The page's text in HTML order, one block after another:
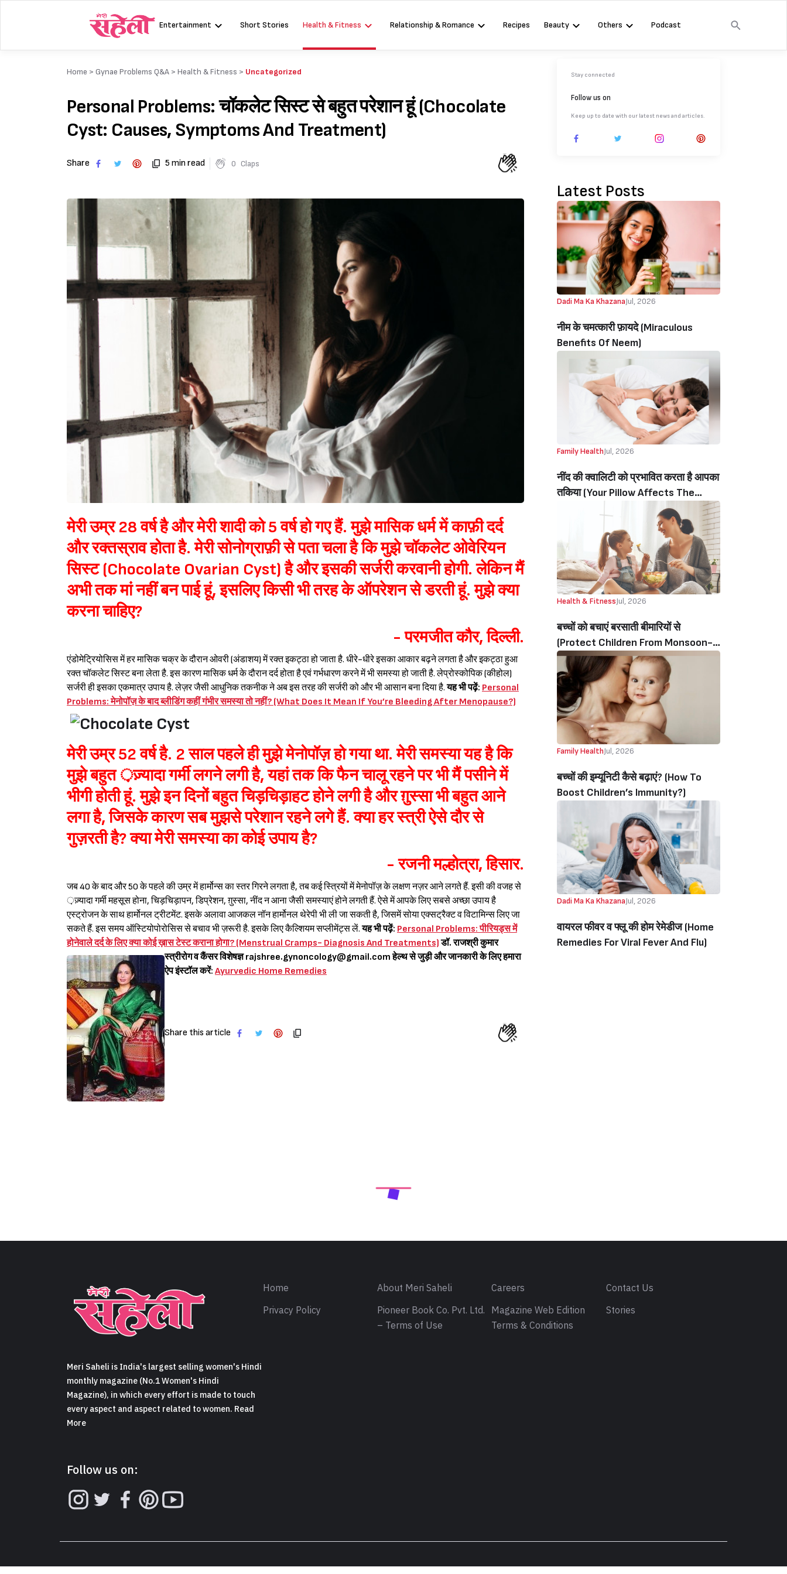
Entertainment Short Stories Health & Fitness Relationship & Romance Recipes Beauty Others Podcast
Home > Gynae Problems Q&A > Health & Fitness > Uncategorized
Personal Problems: चॉकलेट सिस्ट से बहुत परेशान हूं (Chocolate
Cyst: Causes, Symptoms And Treatment)
Share 5 min read 0 Claps
मेरी उम्र 28 वर्ष है और मेरी शादी को 5 वर्ष हो गए हैं. मुझे मासिक धर्म में काफ़ी दर्द
और रक्तस्राव होता है. मेरी सोनोग्राफ़ी से पता चला है कि मुझे चॉकलेट ओवेरियन
सिस्ट (Chocolate Ovarian Cyst) है और इसकी सर्जरी करवानी होगी. लेकिन मैं
अभी तक मां नहीं बन पाई हूं, इसलिए किसी भी तरह के ऑपरेशन से डरती हूं. मुझे क्या
करना चाहिए?
- परमजीत कौर, दिल्ली.
एंडोमेट्रियोसिस में हर मासिक चक्र के दौरान ओवरी (अंडाशय) में रक्त इकट्ठा हो जाता है. धीरे-धीरे इसका आकार बढ़ने लगता है और इकट्ठा हुआ
रक्त चॉकलेट सिस्ट बना लेता है. इस कारण मासिक धर्म के दौरान दर्द होता है एवं गर्भधारण करने में भी समस्या हो जाती है. लेप्रोस्कोपिक (कीहोल)
सर्जरी ही इसका एकमात्र उपाय है. लेज़र जैसी आधुनिक तकनीक ने अब इस तरह की सर्जरी को और भी आसान बना दिया है.यह भी पढ़ें: Personal
Problems: मेनोपॉज़ के बाद ब्लीडिंग कहीं गंभीर समस्या तो नहीं? (What Does It Mean If You’re Bleeding After Menopause?)
मेरी उम्र 52 वर्ष है. 2 साल पहले ही मुझे मेनोपॉज़ हो गया था. मेरी समस्या यह है कि
मुझे बहुत ़ज़्यादा गर्मी लगने लगी है, यहां तक कि फैन चालू रहने पर भी मैं पसीने में
भीगी होती हूं. मुझे इन दिनों बहुत चिड़चिड़ाहट होने लगी है और ग़ुस्सा भी बहुत आने
लगा है, जिसके कारण सब मुझसे परेशान रहने लगे हैं. क्या हर स्त्री ऐसे दौर से
गुज़रती है? क्या मेरी समस्या का कोई उपाय है?
- रजनी मल्होत्रा, हिसार.
जब 40 के बाद और 50 के पहले की उम्र में हार्मोन्स का स्तर गिरने लगता है, तब कई स्त्रियों में मेनोपॉज़ के लक्षण नज़र आने लगते हैं. इसी की वजह से
़ज़्यादा गर्मी महसूस होना, चिड़चिड़ापन, डिप्रेशन, ग़ुस्सा, नींद न आना जैसी समस्याएं होने लगती हैं. ऐसे में आपके लिए सबसे अच्छा उपाय है
एस्ट्रोजन के साथ हार्मोनल ट्रीटमेंट. इसके अलावा आजकल नॉन हार्मोनल थेरेपी भी ली जा सकती है, जिसमें सोया एक्सट्रैक्ट व विटामिन्स लिए जा
सकते हैं. इस समय ऑस्टियोपोरोसिस से बचाव भी ज़रूरी है. इसके लिए कैल्शियम सप्लीमेंट्स लें.यह भी पढ़ें: Personal Problems: पीरियड्स में
होनेवाले दर्द के लिए क्या कोई ख़ास टेस्ट कराना होगा? (Menstrual Cramps- Diagnosis And Treatments) डॉ. राजश्री कुमार
स्त्रीरोग व कैंसर विशेषज्ञ rajshree.gynoncology@gmail.com हेल्थ से जुड़ी और जानकारी के लिए हमारा
ऐप इंस्टॉल करें: Ayurvedic Home Remedies
Share this article
Stay connected
Follow us on
Keep up to date with our latest news and articles.
Latest Posts
Dadi Ma Ka KhazanaJul, 2026
नीम के चमत्कारी फ़ायदे (Miraculous
Benefits Of Neem)
Family HealthJul, 2026
नींद की क्वालिटी को प्रभावित करता है आपका
तकिया (Your Pillow Affects The
Health & FitnessJul, 2026
बच्चों को बचाएं बरसाती बीमारियों से
(Protect Children From Monsoon-
Related Illnesses)
Family HealthJul, 2026
बच्चों की‌ इम्यूनिटी‌ कैसे बढ़ाएं? (How To
Boost Children’s Immunity?)
Dadi Ma Ka KhazanaJul, 2026
वायरल फीवर व फ्लू की होम रेमेडीज (Home
Remedies For Viral Fever And Flu)
Meri Saheli is India's largest selling women's Hindi
monthly magazine (No.1 Women's Hindi
Magazine), in which every effort is made to touch
every aspect and aspect related to women. Read
More
Follow us on:
Home About Meri Saheli Careers
Contact Us
Privacy Policy
Pioneer Book Co. Pvt. Ltd.
– Terms of Use
Magazine Web Edition
Terms & Conditions
Stories